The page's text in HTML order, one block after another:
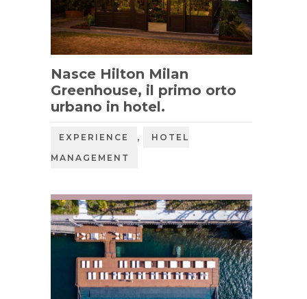
Nasce Hilton Milan
Greenhouse, il primo orto
urbano in hotel.
EXPERIENCE ,
HOTEL
MANAGEMENT